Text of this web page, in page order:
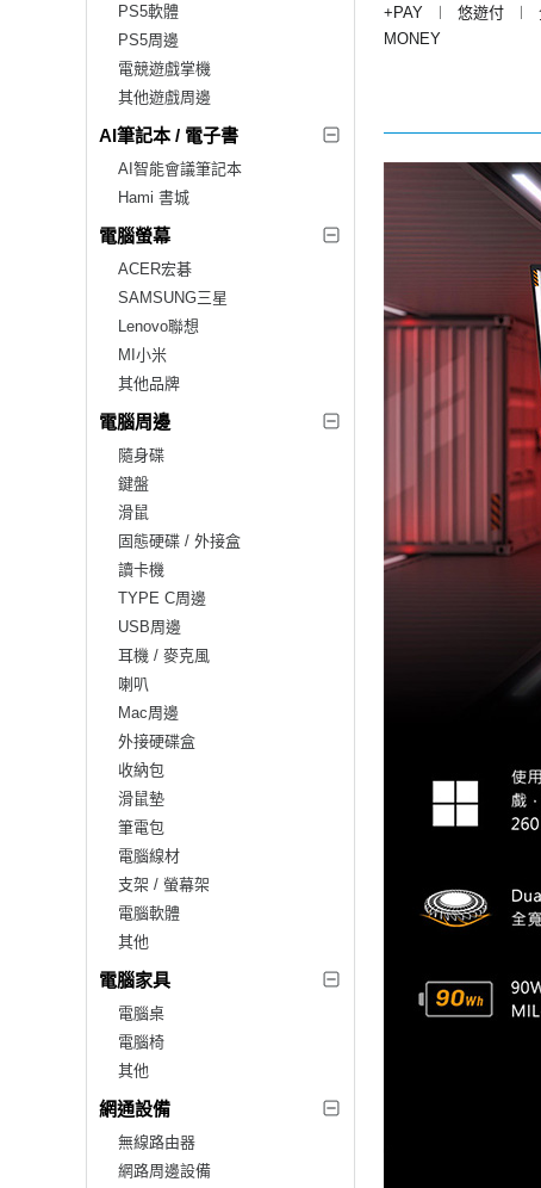
PS5軟體
PS5周邊
電競遊戲掌機
其他遊戲周邊
AI筆記本 / 電子書
AI智能會議筆記本
Hami 書城
電腦螢幕
ACER宏碁
SAMSUNG三星
Lenovo聯想
MI小米
其他品牌
電腦周邊
隨身碟
鍵盤
滑鼠
固態硬碟 / 外接盒
讀卡機
TYPE C周邊
USB周邊
耳機 / 麥克風
喇叭
Mac周邊
外接硬碟盒
收納包
滑鼠墊
筆電包
電腦線材
支架 / 螢幕架
電腦軟體
其他
電腦家具
電腦桌
電腦椅
其他
網通設備
無線路由器
網路周邊設備
+PAY
︱ 悠遊付 ︱
MONEY